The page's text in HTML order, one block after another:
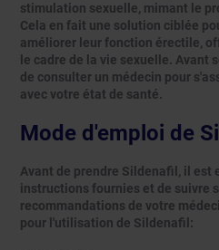
stimulation sexuelle, mimant le
Cela en fait une solution ciblée
améliorer leur fonction érectile,
le cadre de la vie sexuelle.
de consulter un médecin pour
avec votre état de santé.
Mode d'emploi de
Avant de prendre Sildenafil, il est
instructions fournies et de suivre
recommandations de votre
pour l'utilisation de Sildenafil: